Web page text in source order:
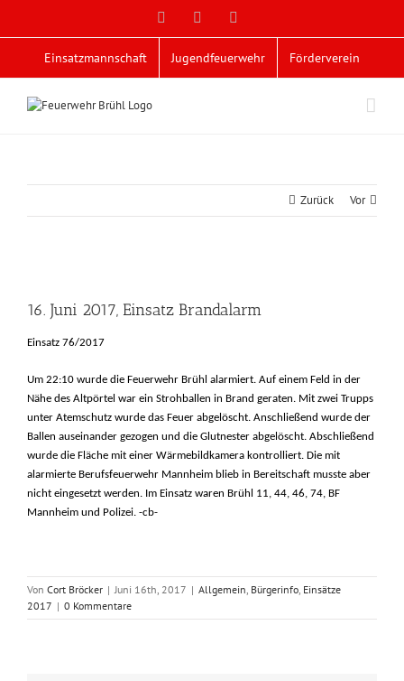
Facebook
Einsatzmannschaft Jugendfeuerwehr Förderverein
Zurück Vor
Bild
16. Juni 2017, Einsatz Brandalarm
Einsatz 76/2017
Um 22:10 wurde die Feuerwehr Brühl alarmiert. Auf einem Feld in der
Nähe des Altpörtel war ein Strohballen in Brand geraten. Mit zwei Trupps
unter Atemschutz wurde das Feuer abgelöscht. Anschließend wurde der
Ballen auseinander gezogen und die Glutnester abgelöscht. Abschließend
wurde die Fläche mit einer Wärmebildkamera kontrolliert. Die mit
alarmierte Berufsfeuerwehr Mannheim blieb in Bereitschaft musste aber
nicht eingesetzt werden. Im Einsatz waren Brühl 11, 44, 46, 74, BF
Mannheim und Polizei. -cb-
Von Cort Bröcker | Juni 16th, 2017 | Allgemein, Bürgerinfo, Einsätze
2017 | 0 Kommentare